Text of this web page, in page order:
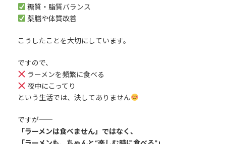
糖質・脂質バランス
薬膳や体質改善
こうしたことを大切にしています。
ですので、
ラーメンを頻繁に食べる
夜中にこってり
という生活では、決してありません
ですが――
「ラーメンは食べません」ではなく、